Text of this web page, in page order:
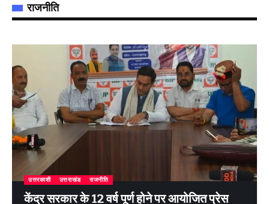
राजनीति
उत्तरकाशी उत्तराखंड राजनीति
केंद्र सरकार के 12 वर्ष पूर्ण होने पर आयोजित प्रेस